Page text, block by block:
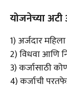
योजनेच्या
1) अर्जदार
2) विधवा आणि
3) कर्जासाठी
4) कर्जाची